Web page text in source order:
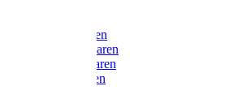
Snoeischaren
Heggenscharen
Takkenscharen
Snoeimessen